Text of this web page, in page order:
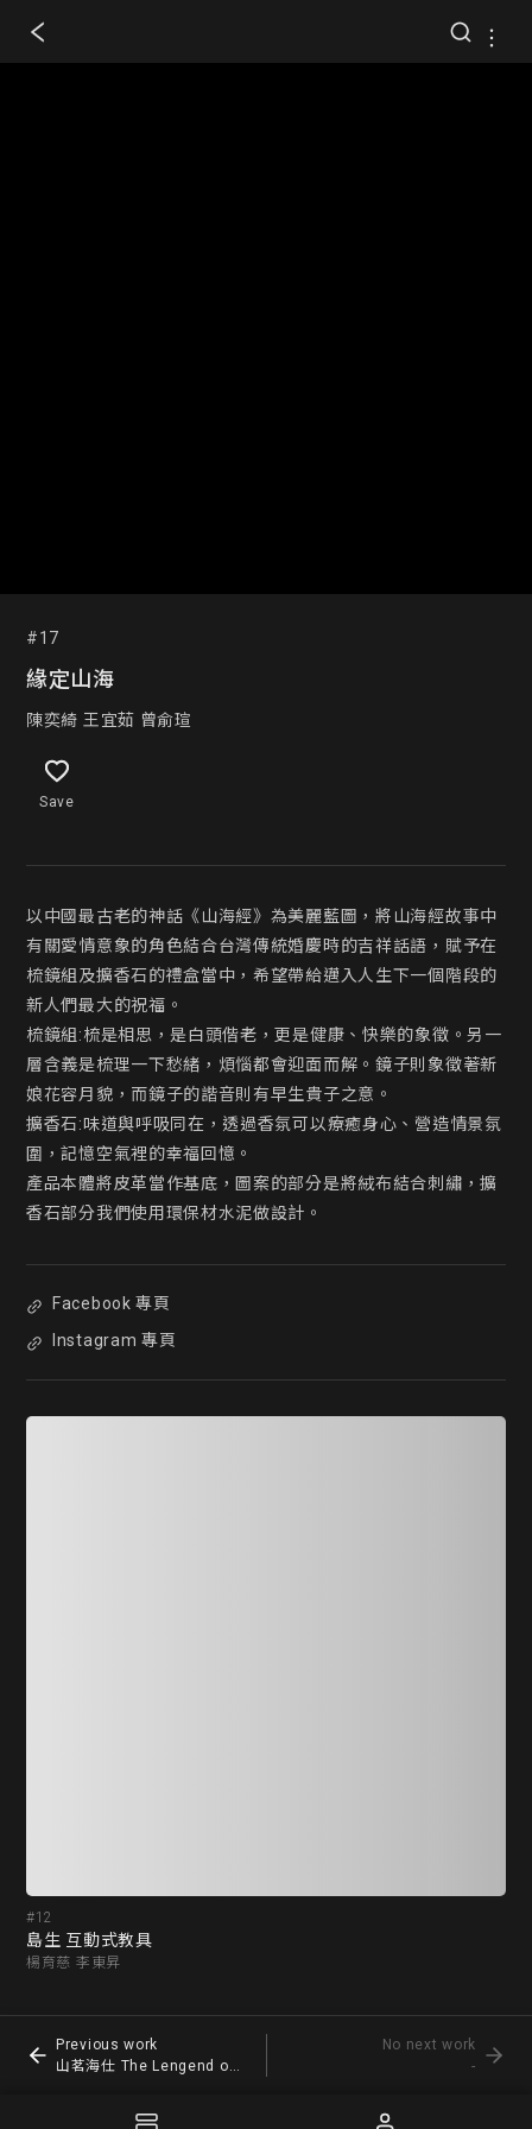
#17
緣定山海
陳奕綺 王宜茹 曾俞瑄
Save
以中國最古老的神話《山海經》為美麗藍圖，將山海經故事中
有關愛情意象的角色結合台灣傳統婚慶時的吉祥話語，賦予在
梳鏡組及擴香石的禮盒當中，希望帶給邁入人生下一個階段的
新人們最大的祝福。
梳鏡組:梳是相思，是白頭偕老，更是健康、快樂的象徵。另一
層含義是梳理一下愁緒，煩惱都會迎面而解。鏡子則象徵著新
娘花容月貌，而鏡子的諧音則有早生貴子之意。
擴香石:味道與呼吸同在，透過香氛可以療癒身心、營造情景氛
圍，記憶空氣裡的幸福回憶。
產品本體將皮革當作基底，圖案的部分是將絨布結合刺繡，擴
Facebook 專頁
Instagram 專頁
Previous work
山茗海仕 The Lengend of Tea
No next work
-
#12
島生 互動式教具
楊育慈 李東昇